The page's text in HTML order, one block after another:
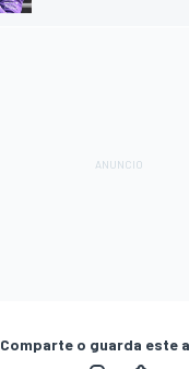
Comparte o guarda este